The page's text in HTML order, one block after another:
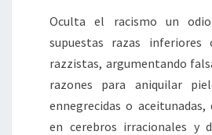
Oculta el racismo un
supuestas razas inferiores
razzistas, argumentando
razones para aniquilar
ennegrecidas o
en cerebros irracionales y